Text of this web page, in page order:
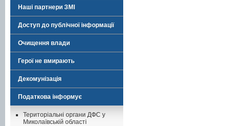
Наші партнери ЗМІ
Доступ до публічної інформації
Очищення влади
Герої не вмирають
Декомунізація
Податкова інформує
Територіальні органи ДФС у
Миколаївській області